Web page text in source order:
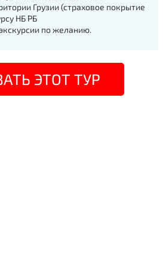
Грузии (страховое покрытие
НБ РБ
по желанию.
ЭТОТ ТУР